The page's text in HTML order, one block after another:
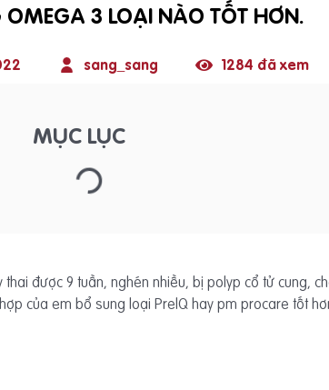
OMEGA 3 LOẠI NÀO TỐT HƠN.
sang_sang 1284 đã xem
MỤC LỤC
được 9 tuần, nghén nhiều, bị polyp cổ tử cung,
của em bổ sung loại PrelQ hay pm procare tốt